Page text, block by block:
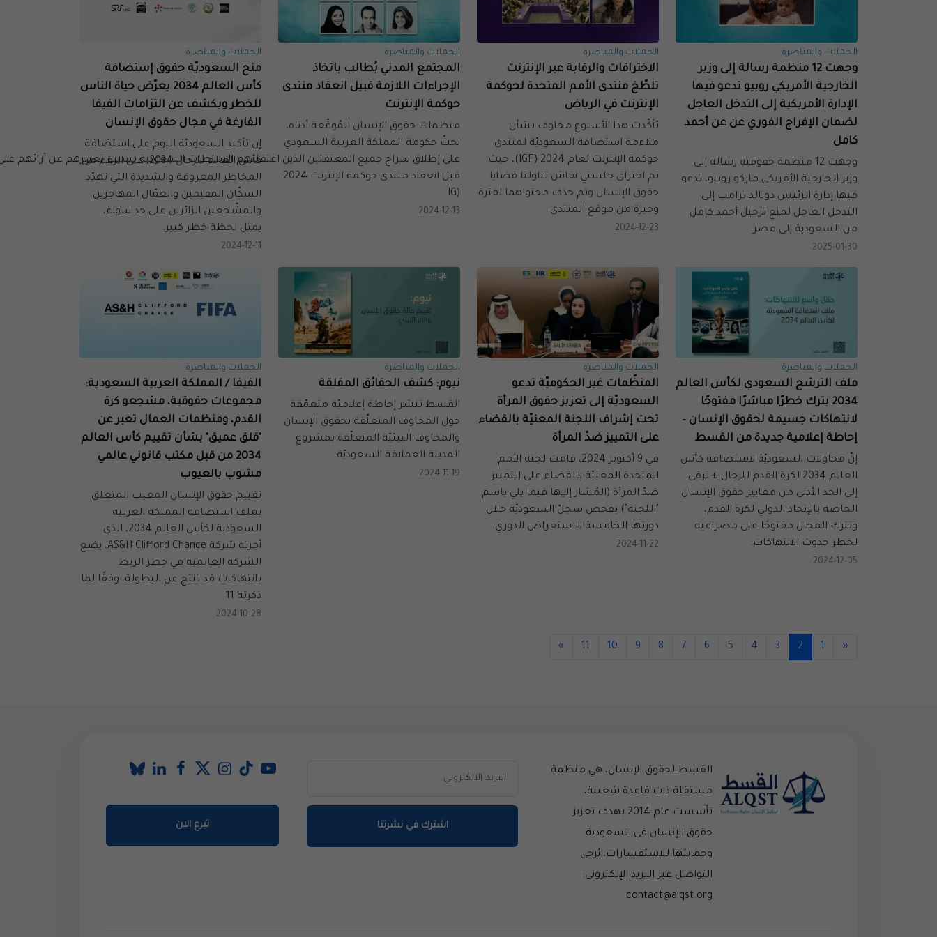
الحملات والمناصرة
وجهت 12 منظمة رسالة إلى وزير
الخارجية الأمريكي روبيو تدعو فيها
الإدارة الأمريكية إلى التدخل العاجل
لضمان الإفراج الفوري عن عن أحمد
كامل
وجهت 12 منظمة حقوقية رسالة إلى
وزير الخارجية الأمريكي ماركو روبيو، تدعو
فيها إدارة الرئيس دونالد ترامب إلى
التدخل العاجل لمنع ترحيل أحمد كامل
من السعودية إلى مصر.
2025-01-30
الحملات والمناصرة
الاختراقات والرقابة عبر الإنترنت
تلطّخ منتدى الأمم المتحدة لحوكمة
الإنترنت في الرياض
تأكّدت هذا الأسبوع مخاوف بشأن
ملاءمة استضافة السعوديّة لمنتدى
حوكمة الإنترنت لعام 2024 (IGF)، حيث
تم اختراق جلستي نقاش تناولتا قضايا
حقوق الإنسان وتم حذف محتواهما لفترة
وجيزة من موقع المنتدى.
2024-12-23
الحملات والمناصرة
المجتمع المدني يُطالب باتخاذ
الإجراءات اللازمة قبيل انعقاد منتدى
حوكمة الإنترنت
منظمات حقوق الإنسان المُوقّعة أدناه،
نحثّ حكومة المملكة العربية السعودي
على إطلاق سراح جميع المعتقلين الذين اعتقلتهم السلطات السعودية بسبب تعبيرهم عن آرائهم على
قبل انعقاد منتدى حوكمة الإنترنت 2024
(IG
2024-12-13
الحملات والمناصرة
منح السعوديّة حقوق إستضافة
كأس العالم 2034 يعرّض حياة الناس
للخطر ويكشف عن التزامات الفيفا
الفارغة في مجال حقوق الإنسان
إن تأكيد السعوديّة اليوم على استضافة
كأس العالم للرجال 2034، على الرغم من
المخاطر المعروفة والشديدة التي تهدّد
السكّان المقيمين والعمّال المهاجرين
والمشّجعين الزائرين على حد سواء،
يمثل لحظة خطر كبير.
2024-12-11
الحملات والمناصرة
ملف الترشح السعودي لكأس العالم
2034 يترك خطرًا مباشرًا مفتوحًا
لانتهاكات جسيمة لحقوق الإنسان –
إحاطة إعلامية جديدة من القسط
إنّ محاولات السعوديّة لاستضافة كأس
العالم 2034 لكرة القدم للرجال لا ترقى
إلى الحد الأدنى من معايير حقوق الإنسان
الخاصة بالإتحاد الدولي لكرة القدم،
وتترك المجال مفتوحًا على مصراعيه
لخطر حدوث الانتهاكات.
2024-12-05
الحملات والمناصرة
المنظّمات غير الحكوميّة تدعو
السعوديّة إلى تعزيز حقوق المرأة
تحت إشراف اللجنة المعنيّة بالقضاء
على التمييز ضدّ المرأة
في 9 أكتوبر 2024، قامت لجنة الأمم
المتحدة المعنيّة بالقضاء على التمييز
ضدّ المرأة (المُشار إليها فيما يلي باسم
"اللجنة") بفحص سجلّ السعوديّة خلال
دورتها الخامسة للاستعراض الدوري.
2024-11-22
الحملات والمناصرة
نيوم: كشف الحقائق المقلقة
القسط تنشر إحاطة إعلاميّة متعمّقة
حول المخاوف المتعلّقة بحقوق الإنسان
والمخاوف البيئيّة المتعلّقة بمشروع
المدينة العملاقة السعوديّة.
2024-11-19
الحملات والمناصرة
الفيفا / المملكة العربية السعودية:
مجموعات حقوقية، مشجعو كرة
القدم، ومنظمات العمال تعبر عن
"قلق عميق" بشأن تقييم كأس العالم
2034 من قبل مكتب قانوني عالمي
مشوب بالعيوب
تقييم حقوق الإنسان المعيب المتعلق
بملف استضافة المملكة العربية
السعودية لكأس العالم 2034، الذي
أجرته شركة AS&H Clifford Chance، يضع
الشركة العالمية في خطر الربط
بانتهاكات قد تنتج عن البطولة، وفقًا لما
ذكرته 11
2024-10-28
«
1
2
3
4
5
6
7
8
9
10
11
»
القسط لحقوق الإنسان، هي منظمة
مستقلة ذات قاعدة شعبية،
تأسست عام 2014 بهدف تعزيز
حقوق الإنسان في السعودية
وحمايتها.للاستفسارات، يُرجى
التواصل عبر البريد الإلكتروني:
contact@alqst.org
اشترك في نشرتنا تبرع الان